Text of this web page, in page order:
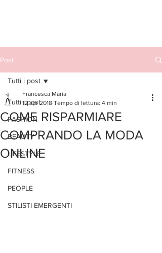
Post
Tutti i post
FASHION
BEAUTY
LIFESTYLE
FITNESS
PEOPLE
STILISTI EMERGENTI
Tutti i post
COME RISPARMIARE
COMPRANDO LA MODA
ONLINE
Francesca Maria
12 apr 2018 Tempo di lettura: 4 min